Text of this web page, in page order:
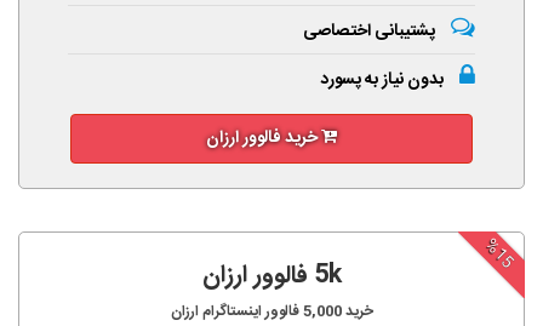
پشتیبانی اختصاصی
بدون نیاز به پسورد
خرید فالوور ارزان
%15
5k فالوور ارزان
خرید5,000فالوور اینستاگرام ارزان